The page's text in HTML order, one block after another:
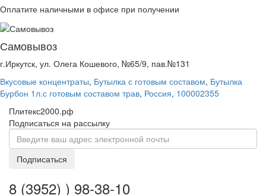
Оплатите наличными в офисе при получении
Самовывоз
г.Иркутск, ул. Олега Кошевого, №65/9, пав.№131
Вкусовые концентраты, Бутылка с готовым составом, Бутылка
Бурбон 1л.с готовым составом трав, Россия, 100002355
Плитекс2000.рф
Подписаться на рассылку
Подписаться
8 (3952) ) 98-38-10